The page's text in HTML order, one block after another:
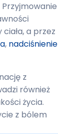
Przyjmowanie
a przez
, nadciśnienie
z
również
życia.
z bólem